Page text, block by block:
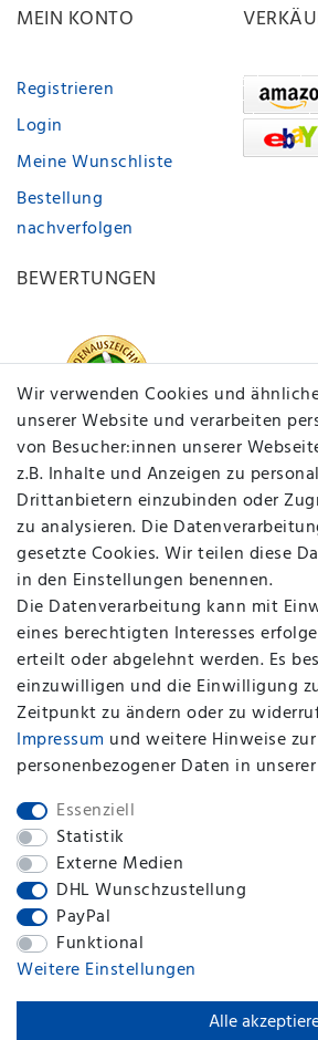
MEIN KONTO
Registrieren
Login
Meine Wunschliste
Bestellung
nachverfolgen
BEWERTUNGEN
Wir verwenden Cookies und
unserer Website und verarbeiten
von Besucher:innen unserer
z.B. Inhalte und Anzeigen zu
Drittanbietern einzubinden oder
zu analysieren. Die
gesetzte Cookies. Wir teilen diese
in den Einstellungen benennen.
Die Datenverarbeitung kann mit
eines berechtigten Interesses
erteilt oder abgelehnt werden. Es
einzuwilligen und die Einwilligung
Zeitpunkt zu ändern oder zu
Impressum und weitere Hinweise
personenbezogener Daten in unserer
Essenziell
Statistik
Externe Medien
DHL Wunschzustellung
PayPal
Funktional
Weitere Einstellungen
Alle
plentymarkets Template von